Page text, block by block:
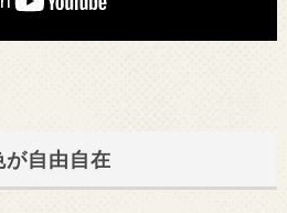
が自由自在